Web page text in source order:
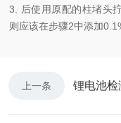
3.
后使用原配的柱堵头
则应该在步骤2中添加
上一条 锂电池检